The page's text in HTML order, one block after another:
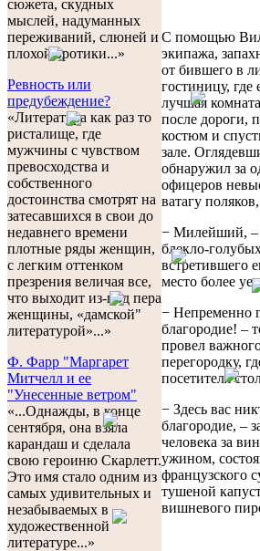
сюжета, скудных
мыслей, надуманных
переживаний, слюней и
плохой эротики...»
Ревность или
предубеждение?
«Литература как раз то
ристалище, где
мужчины с чувством
превосходства и
собственного
достоинства смотрят на
затесавшихся в свои до
недавнего времени
плотные ряды женщин,
с легким оттенком
презрения величая все,
что выходит из-под пера
женщины, «дамской"
литературой»...»
Ф. Фарр "Маргарет
Митчелл и ее
"Унесенные ветром"
«...Однажды, в конце
сентября, она взяла
карандаш и сделала
свою героиню Скарлетт.
Это имя стало одним из
самых удивительных и
незабываемых в
художественной
литературе...»
С помощью
экипажа,
от бившего в
гостиницу,
лучшая
после дороги,
костюм и
зале.
обнаружил за
офицеров
ватагу
− Милейший, –
блекло-
встретившего
место более
− Непременно
благородие! –
провел
перегородку,
посетителя
− Здесь вас
благородие, –
человека за
ужином,
французского
тушеной
вишневого